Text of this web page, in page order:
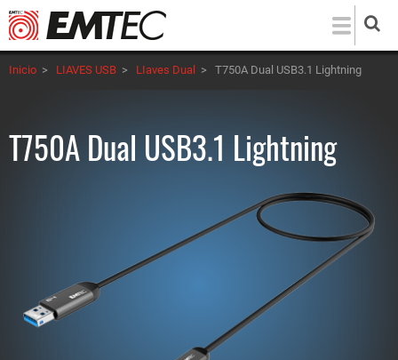
Pasar
al
contenido
principal
Inicio > LIAVES USB > LIaves Dual > T750A Dual USB3.1 Lightning
T750A Dual USB3.1 Lightning